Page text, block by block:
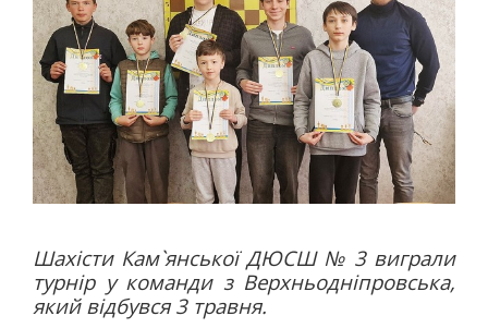
Шахісти Кам`янської ДЮСШ № 3 виграли
турнір у команди з Верхньодніпровська,
який відбувся 3 травня.